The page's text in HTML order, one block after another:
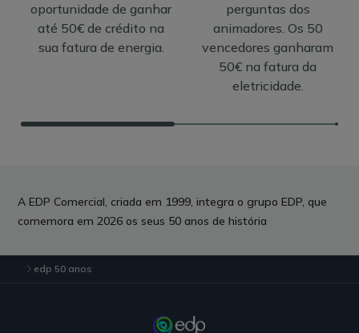
oportunidade de ganhar
até 50€ de crédito na
sua fatura de energia.
perguntas dos
animadores. Os 50
vencedores ganharam
50€ na fatura da
eletricidade.
A EDP Comercial, criada em 1999, integra o grupo EDP, que
comemora em 2026 os seus 50 anos de história
edp 50 anos